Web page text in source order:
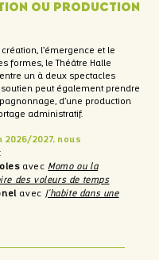
ou production
l’émergence et le
formes, le Théâtre Halle
un à deux spectacles
soutien peut également prendre
d’une production
administratif.
2026/2027, nous
:
avecMomo ou la
des voleurs de temps
avec J'habite dans une